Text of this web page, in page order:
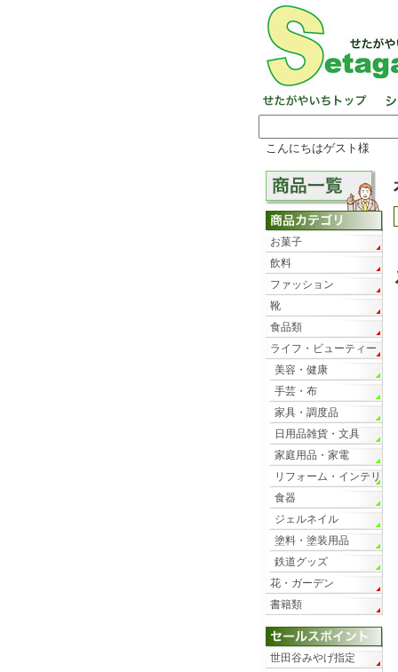
こんにちはゲスト様
お菓子
飲料
ファッション
靴
食品類
ライフ・ビューティー
美容・健康
手芸・布
家具・調度品
日用品雑貨・文具
家庭用品・家電
リフォーム・インテリ
ア
食器
ジェルネイル
塗料・塗装用品
鉄道グッズ
花・ガーデン
書籍類
世田谷みやげ指定